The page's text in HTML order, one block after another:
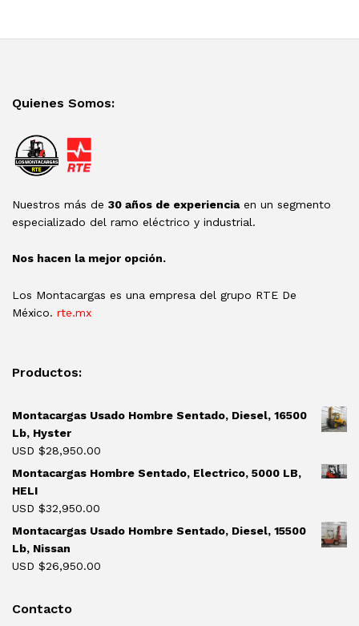
Quienes Somos:
Nuestros más de 30 años de experienciaen un segmento
especializado del ramo eléctrico y industrial.
Nos hacen la mejor opción.
Los Montacargas es una empresa del grupo RTE De
México. rte.mx
Productos:
Montacargas Usado Hombre Sentado, Diesel, 16500
Lb, Hyster
USD $28,950.00
Montacargas Hombre Sentado, Electrico, 5000 LB,
HELI
USD $32,950.00
Montacargas Usado Hombre Sentado, Diesel, 15500
Lb, Nissan
USD $26,950.00
Contacto